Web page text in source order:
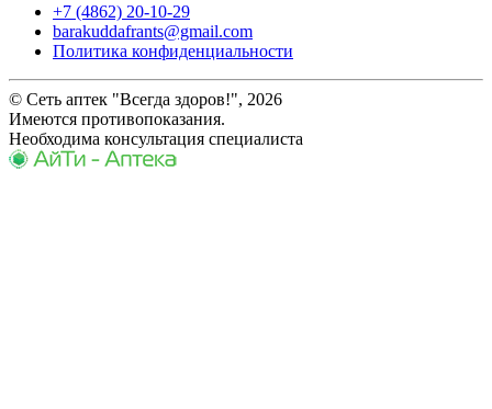
+7 (4862) 20-10-29
barakuddafrants@gmail.com
Политика конфиденциальности
© Сеть аптек "Всегда здоров!", 2026
Имеются противопоказания.
Необходима консультация специалиста